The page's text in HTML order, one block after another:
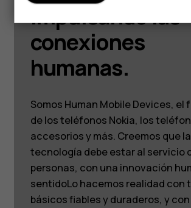
Impulsando las
conexiones
humanas.
Somos Human Mobile Devices, el
de los teléfonos Nokia, los
accesorios y más. Creemos que la
tecnología debe estar al servicio
personas, con una innovación
sentidoLo hacemos realidad con
básicos fiables y duraderos, y con